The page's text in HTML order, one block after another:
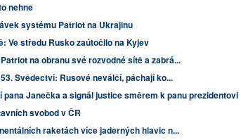
nehne
systému Patriot na Ukrajinu
Ve středu Rusko zaútočilo na Kyjev
na obranu své rozvodné sítě a zabrá...
Svědectví: Rusové neválčí, páchají ko...
pana Janečka a signál justice směrem k panu prezidentovi
svobod v ČR
raketách více jaderných hlavic n...